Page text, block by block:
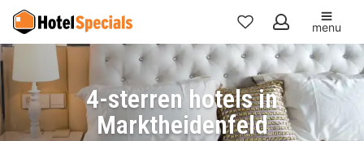
Mijn
favorieten
menu
4-sterren hotels in
Marktheidenfeld